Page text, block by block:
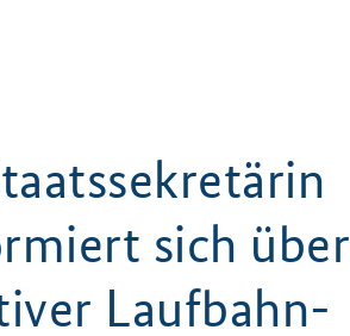
sich über
Laufbahn-